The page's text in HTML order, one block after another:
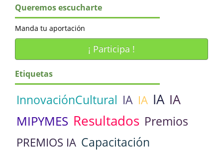
Queremos escucharte
Manda tu aportación
¡ Participa !
Etiquetas
InnovaciónCultural IA IA IA IA
MIPYMES Resultados Premios
PREMIOS IA Capacitación